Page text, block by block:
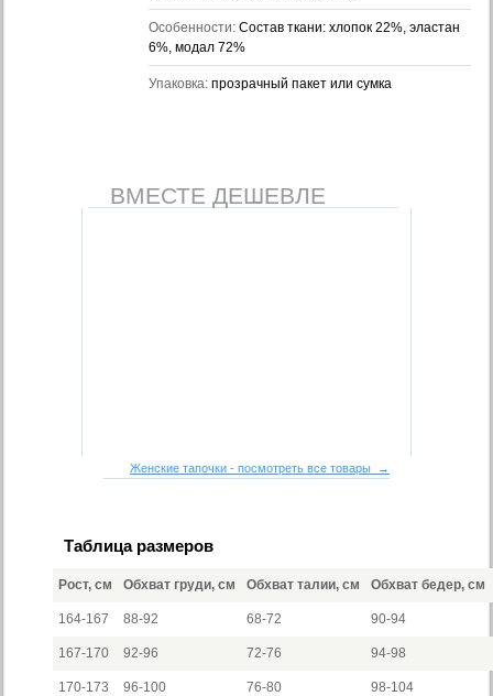
Особенности: Состав ткани: хлопок 22%, эластан
6%, модал 72%
Упаковка: прозрачный пакет или сумка
ВМЕСТЕ ДЕШЕВЛЕ
Женские тапочки - посмотреть все товары →
Таблица размеров
Рост, см Обхват груди, см Обхват талии, см Обхват бедер, см
164-167 88-92 68-72 90-94
167-170 92-96 72-76 94-98
170-173 96-100 76-80 98-104